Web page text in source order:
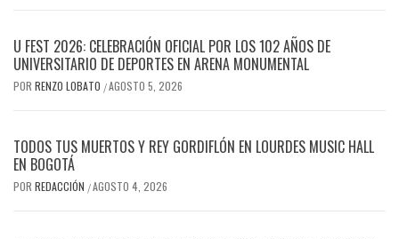
U FEST 2026: CELEBRACIÓN OFICIAL POR LOS 102 AÑOS DE
UNIVERSITARIO DE DEPORTES EN ARENA MONUMENTAL
POR RENZO LOBATO /AGOSTO 5, 2026
TODOS TUS MUERTOS Y REY GORDIFLÓN EN LOURDES MUSIC HALL
EN BOGOTÁ
POR REDACCIÓN /AGOSTO 4, 2026